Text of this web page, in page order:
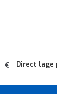
Direct lage